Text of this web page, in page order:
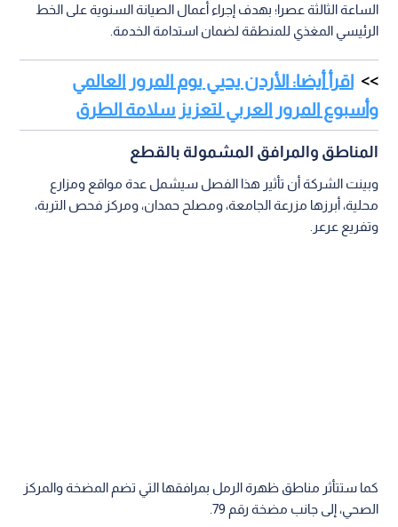
الساعة الثالثة عصرا؛ بهدف إجراء أعمال الصيانة السنوية على الخط
الرئيسي المغذي للمنطقة لضمان استدامة الخدمة.
اقرأ أيضا: الأردن يحيي يوم المرور العالمي
وأسبوع المرور العربي لتعزيز سلامة الطرق
المناطق والمرافق المشمولة بالقطع
وبينت الشركة أن تأثير هذا الفصل سيشمل عدة مواقع ومزارع
محلية، أبرزها مزرعة الجامعة، ومصلح حمدان، ومركز فحص التربة،
وتفريع عرعر.
كما ستتأثر مناطق ظهرة الرمل بمرافقها التي تضم المضخة والمركز
الصحي، إلى جانب مضخة رقم 79.